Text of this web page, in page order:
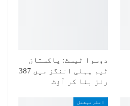
دوسرا ٹیسٹ: پاکستان
ٹیم پہلی اننگز میں 387
رنز بنا کر آؤٹ
انٹرنیشنل